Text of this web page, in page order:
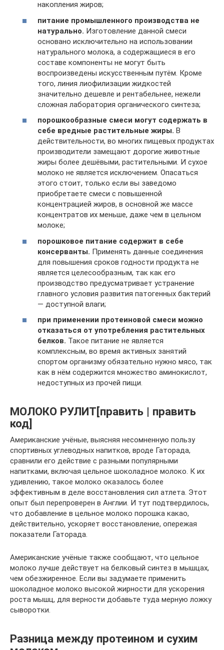
накопления жиров;
питание промышленного производства не
натурально. Изготовление данной смеси
основано исключительно на использовании
натурального молока, а содержащиеся в его
составе компоненты не могут быть
воспроизведены искусственным путём. Кроме
того, линия лиофилизации жидкостей
значительно дешевле и рентабельнее, нежели
сложная лаборатория органического синтеза;
порошкообразные смеси могут содержать в
себе вредные растительные жиры. В
действительности, во многих пищевых продуктах
производители замещают дорогие животные
жиры более дешёвыми, растительными. И сухое
молоко не является исключением. Опасаться
этого стоит, только если вы заведомо
приобретаете смеси с повышенной
концентрацией жиров, в основной же массе
концентратов их меньше, даже чем в цельном
молоке;
порошковое питание содержит в себе
консерванты. Применять данные соединения
для повышения сроков годности продукта не
является целесообразным, так как его
производство предусматривает устранение
главного условия развития патогенных бактерий
— доступной влаги;
при применении протеиновой смеси можно
отказаться от употребления растительных
белков. Такое питание не является
комплексным, во время активных занятий
спортом организму обязательно нужно мясо, так
как в нём содержится множество аминокислот,
недоступных из прочей пищи.
МОЛОКО РУЛИТ[править | править
код]
Американские учёные, выясняя несомненную пользу
спортивных углеводных напитков, вроде Гаторада,
сравнили его действие с разными популярными
напитками, включая цельное шоколадное молоко. К их
удивлению, такое молоко оказалось более
эффективным в деле восстановления сил атлета. Этот
опыт был перепроверен в Англии. И тут подтвердилось,
что добавление в цельное молоко порошка какао,
действительно, ускоряет восстановление, опережая
показатели Гаторада.
Американские учёные также сообщают, что цельное
молоко лучше действует на белковый синтез в мышцах,
чем обезжиренное. Если вы задумаете применить
шоколадное молоко высокой жирности для ускорения
роста мышц, для верности добавьте туда мерную ложку
сыворотки.
Разница между протеином и сухим